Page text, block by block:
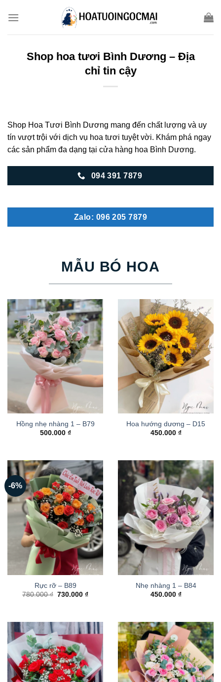
Shop hoa tươi Bình Dương – Địa
chỉ tin cậy
Shop Hoa Tươi Bình Dương mang đến chất lượng và uy
tín vượt trội với dịch vụ hoa tươi tuyệt vời. Khám phá ngay
các sản phẩm đa dạng tại cửa hàng hoa Bình Dương.
094 391 7879
Zalo: 096 205 7879
MẪU BÓ HOA
Hồng nhẹ nhàng 1 – B79
500.000 ₫
Hoa hướng dương – D15
450.000 ₫
-6%
Rực rỡ – B89
780.000₫ Giá
730.000₫Giá
Nhẹ nhàng 1 – B84
450.000 ₫